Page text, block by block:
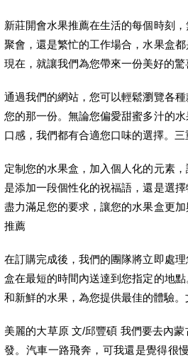
新莊開會水果推薦在生活的每個時刻
聚會，還是繁忙的工作場合，水果盒都
現在，就讓我們為您帶來一份美好的驚
通過我們的網站，您可以輕鬆瀏覽各
您的那一份。無論您偏愛甜蜜多汁的
口感，我們都有合適您口味的選擇。
定制您的水果盒，加入個人化的元素
是添加一段個性化的祝福語，還是選
盡力滿足您的要求，讓您的水果盒更
推薦
在訂購完成後，我們的團隊將立即處
盒在最短的時間內送達到您指定的地
和新鮮的水果，為您提供最佳的體驗
美麗的大草原 文/邱豐碩 我們要去內
發。汽車一路飛奔，可我還是覺得很